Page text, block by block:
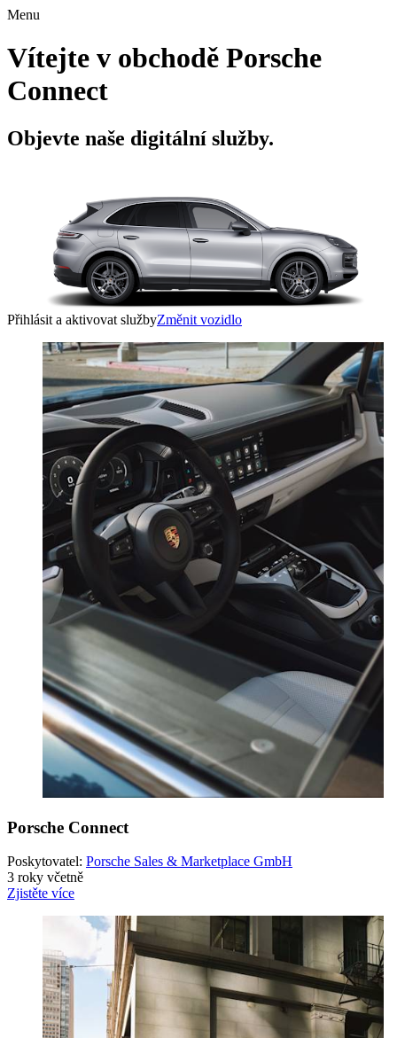
Menu
Vítejte v obchodě Porsche
Connect
Objevte naše digitální služby.
Přihlásit a aktivovat službyZměnit vozidlo
Porsche Connect
Poskytovatel: Porsche Sales & Marketplace GmbH
3 roky včetně
Zjistěte více